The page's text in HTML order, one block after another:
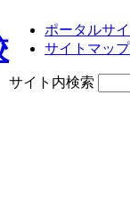
ポータルサ
サイトマップ
サイト内検索